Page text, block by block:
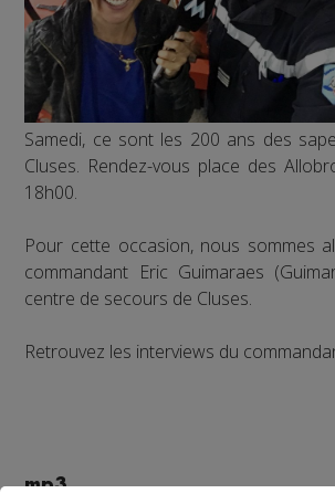
Samedi, ce sont les 200 ans des
Cluses. Rendez-vous place des
18h00.
Pour cette occasion, nous sommes
commandant Eric Guimaraes
centre de secours de Cluses.
Retrouvez les interviews du
mp3